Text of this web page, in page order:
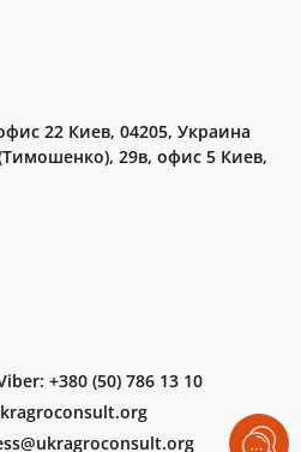
22 Киев, 04205, Украина
29в, офис 5 Киев,
+380 (50) 786 13 10